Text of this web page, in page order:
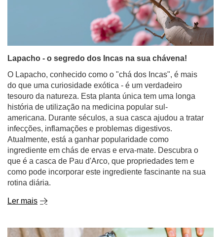
Lapacho - o segredo dos Incas na sua chávena!
O Lapacho, conhecido como o "chá dos Incas", é mais
do que uma curiosidade exótica - é um verdadeiro
tesouro da natureza. Esta planta única tem uma longa
história de utilização na medicina popular sul-
americana. Durante séculos, a sua casca ajudou a tratar
infecções, inflamações e problemas digestivos.
Atualmente, está a ganhar popularidade como
ingrediente em chás de ervas e erva-mate. Descubra o
que é a casca de Pau d'Arco, que propriedades tem e
como pode incorporar este ingrediente fascinante na sua
rotina diária.
Ler mais